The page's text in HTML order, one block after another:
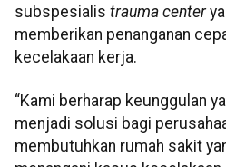
subspesialis trauma center
memberikan penanganan
kecelakaan kerja.
“Kami berharap keunggulan
menjadi solusi bagi
membutuhkan rumah sakit